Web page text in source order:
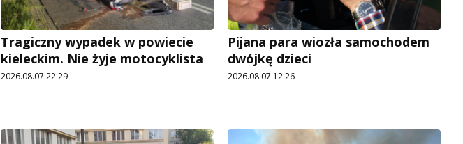
Tragiczny wypadek w powiecie
kieleckim. Nie żyje motocyklista
2026.08.07 22:29
Pijana para wiozła samochodem
dwójkę dzieci
2026.08.07 12:26